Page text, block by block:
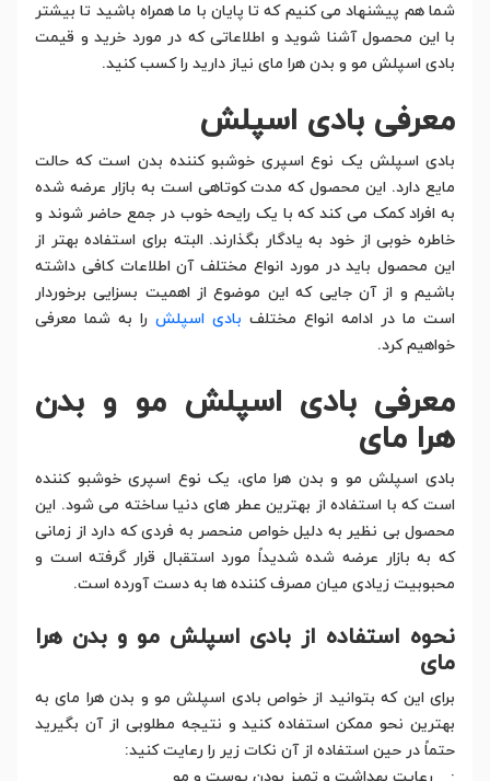
شما هم پیشنهاد می کنیم که تا پایان با ما همراه باشید تا بیشتر
با این محصول آشنا شوید و اطلاعاتی که در مورد خرید و قیمت
بادی اسپلش مو و بدن هرا مای نیاز دارید را کسب کنید.
معرفی بادی اسپلش
بادی اسپلش یک نوع اسپری خوشبو کننده بدن است که حالت
مایع دارد. این محصول که مدت کوتاهی است به بازار عرضه شده
به افراد کمک می کند که با یک رایحه خوب در جمع حاضر شوند و
خاطره خوبی از خود به یادگار بگذارند. البته برای استفاده بهتر از
این محصول باید در مورد انواع مختلف آن اطلاعات کافی داشته
باشیم و از آن جایی که این موضوع از اهمیت بسزایی برخوردار
است ما در ادامه انواع مختلف بادی اسپلش را به شما معرفی
خواهیم کرد.
معرفی بادی اسپلش مو و بدن
هرا مای
بادی اسپلش مو و بدن هرا مای، یک نوع اسپری خوشبو کننده
است که با استفاده از بهترین عطر های دنیا ساخته می شود. این
محصول بی نظیر به دلیل خواص منحصر به فردی که دارد از زمانی
که به بازار عرضه شده شدیداً مورد استقبال قرار گرفته است و
محبوبیت زیادی میان مصرف کننده ها به دست آورده است.
نحوه استفاده از بادی اسپلش مو و بدن هرا
مای
برای این که بتوانید از خواص بادی اسپلش مو و بدن هرا مای به
بهترین نحو ممکن استفاده کنید و نتیجه مطلوبی از آن بگیرید
حتماً در حین استفاده از آن نکات زیر را رعایت کنید: